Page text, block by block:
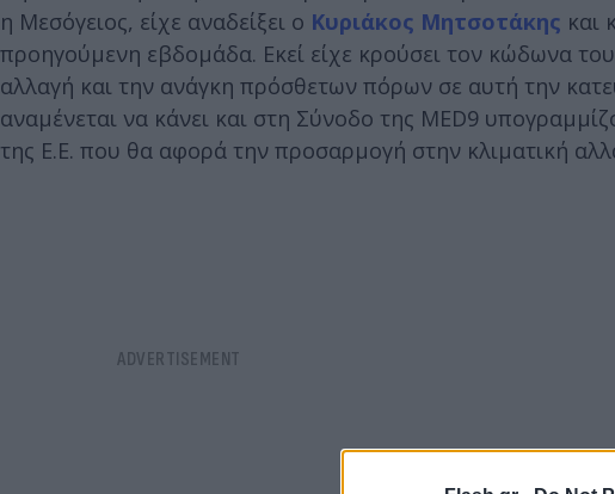
η Μεσόγειος, είχε αναδείξει ο Κυριάκος Μητσοτάκης και
προηγούμενη εβδομάδα. Εκεί είχε κρούσει τον κώδωνα
αλλαγή και την ανάγκη πρόσθετων πόρων σε αυτή την
αναμένεται να κάνει και στη Σύνοδο της MED9
της Ε.Ε. που θα αφορά την προσαρμογή στην κλιματική